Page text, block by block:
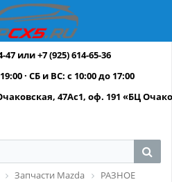
47 или +7 (925) 614-65-36
· СБ и ВС: с 10:00 до 17:00
47Ас1, оф. 191 «БЦ
Запчасти Mazda
РАЗНОЕ